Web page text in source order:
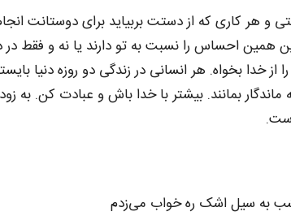
و هر کاری که از دستت بربیاید برای دوستانت
همین احساس را نسبت به تو دارند یا نه و فقط
خدا بخواه. هر انسانی در زندگی دو روزه دنیا
بمانند. بیشتر با خدا باش و عبادت کن. به
به سیل اشک ره خواب می‌زدم